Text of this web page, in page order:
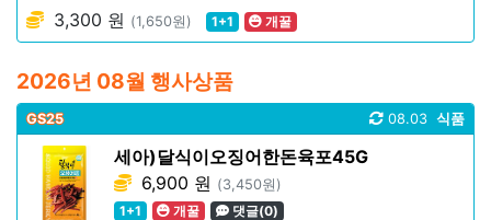
3,300 원 (1,650원) 1+1 개꿀
2026년 08월 행사상품
GS25 식품
08.03
세아)달식이오징어한돈육포45G
6,900 원 (3,450원)
1+1
개꿀 댓글(0)